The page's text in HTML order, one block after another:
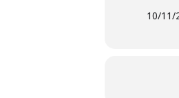
10/11/